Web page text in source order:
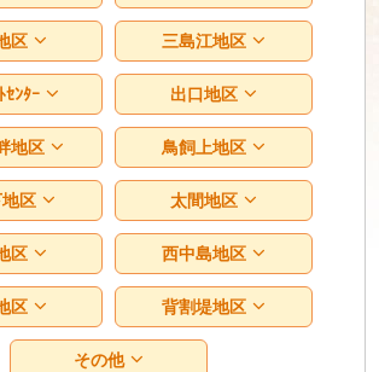
区 三島江地区
ｾﾝﾀｰ 出口地区
地区 鳥飼上地区
区 太間地区
区 西中島地区
区 背割堤地区
その他